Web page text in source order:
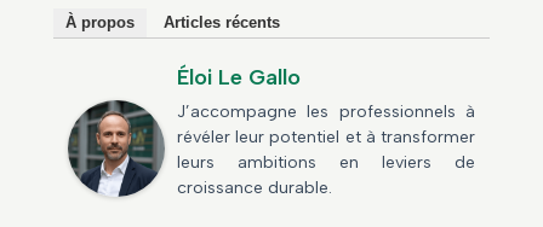
À propos Articles récents
Éloi Le Gallo
J’accompagne les professionnels à
révéler leur potentiel et à transformer
leurs ambitions en leviers de
croissance durable.